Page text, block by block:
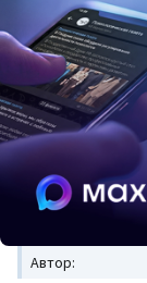
Автор: